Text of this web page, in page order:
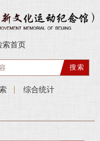
索首页
综合统计